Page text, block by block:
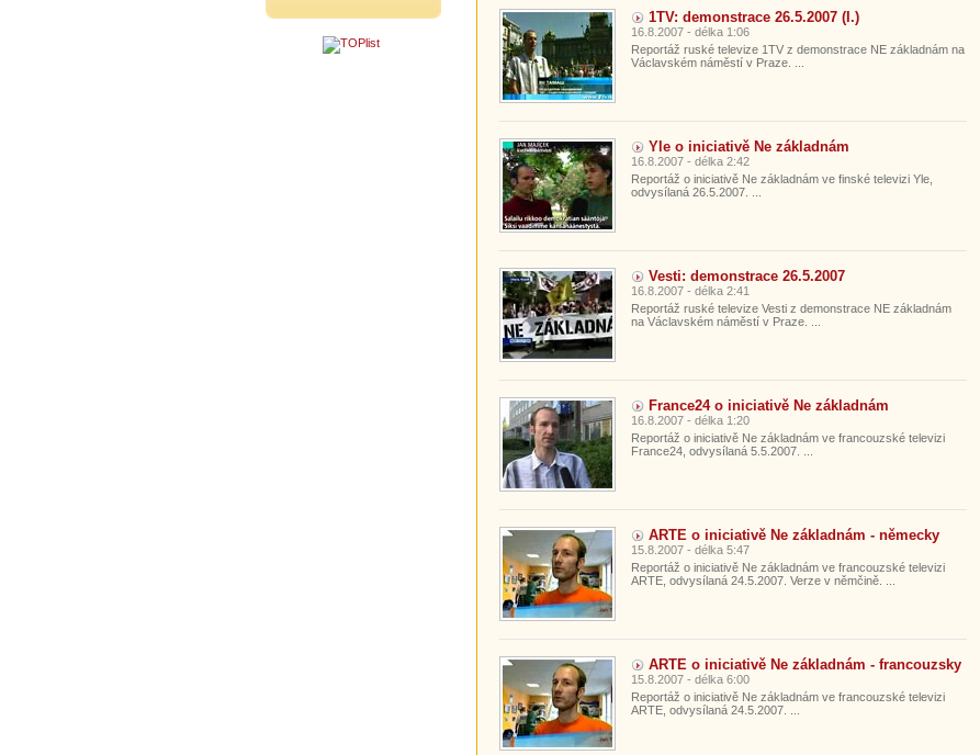
1TV: demonstrace 26.5.2007 (I.)
16.8.2007 - délka 1:06
Reportáž ruské televize 1TV z demonstrace NE základnám na
Václavském náměstí v Praze. ...
Yle o iniciativě Ne základnám
16.8.2007 - délka 2:42
Reportáž o iniciativě Ne základnám ve finské televizi Yle,
odvysílaná 26.5.2007. ...
Vesti: demonstrace 26.5.2007
16.8.2007 - délka 2:41
Reportáž ruské televize Vesti z demonstrace NE základnám
na Václavském náměstí v Praze. ...
France24 o iniciativě Ne základnám
16.8.2007 - délka 1:20
Reportáž o iniciativě Ne základnám ve francouzské televizi
France24, odvysílaná 5.5.2007. ...
ARTE o iniciativě Ne základnám - německy
15.8.2007 - délka 5:47
Reportáž o iniciativě Ne základnám ve francouzské televizi
ARTE, odvysílaná 24.5.2007. Verze v němčině. ...
ARTE o iniciativě Ne základnám - francouzsky
15.8.2007 - délka 6:00
Reportáž o iniciativě Ne základnám ve francouzské televizi
ARTE, odvysílaná 24.5.2007. ...